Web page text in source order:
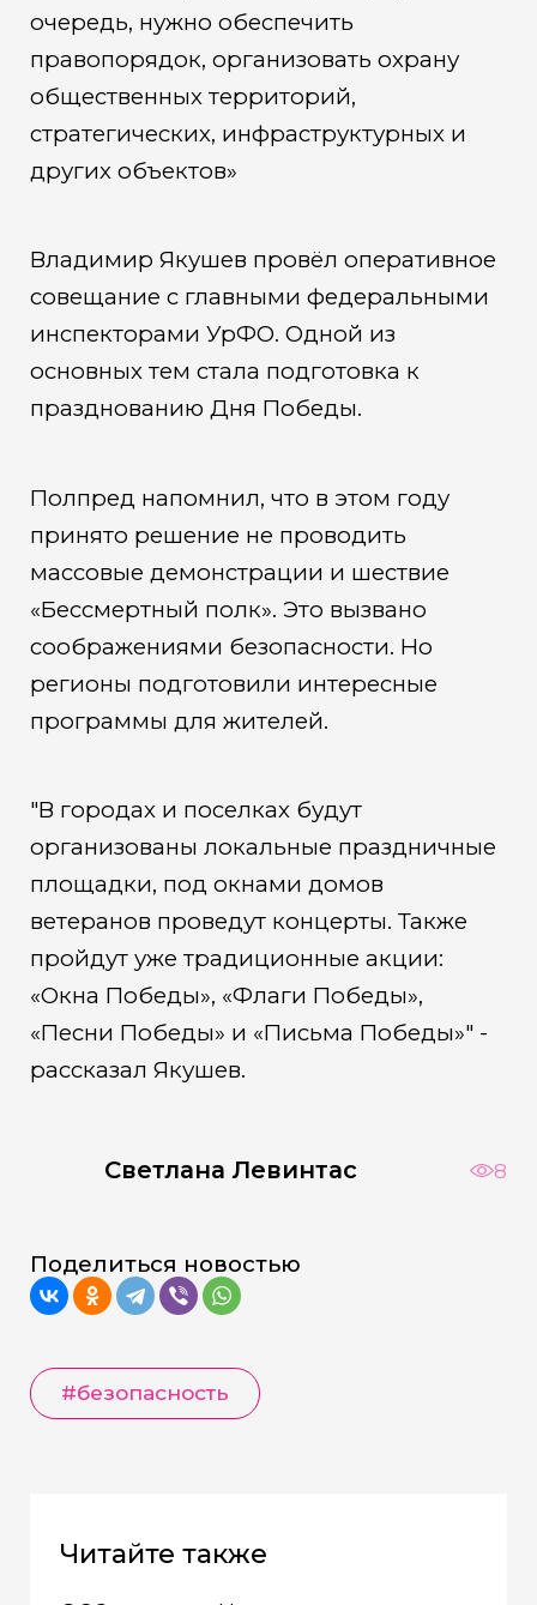
очередь, нужно обеспечить
правопорядок, организовать охрану
общественных территорий,
стратегических, инфраструктурных и
других объектов»
Владимир Якушев провёл оперативное
совещание с главными федеральными
инспекторами УрФО. Одной из
основных тем стала подготовка к
празднованию Дня Победы.
Полпред напомнил, что в этом году
принято решение не проводить
массовые демонстрации и шествие
«Бессмертный полк». Это вызвано
соображениями безопасности. Но
регионы подготовили интересные
программы для жителей.
"В городах и поселках будут
организованы локальные праздничные
площадки, под окнами домов
ветеранов проведут концерты. Также
пройдут уже традиционные акции:
«Окна Победы», «Флаги Победы»,
«Песни Победы» и «Письма Победы»" -
рассказал Якушев.
Светлана Левинтас 8
Поделиться новостью
#безопасность
Читайте также